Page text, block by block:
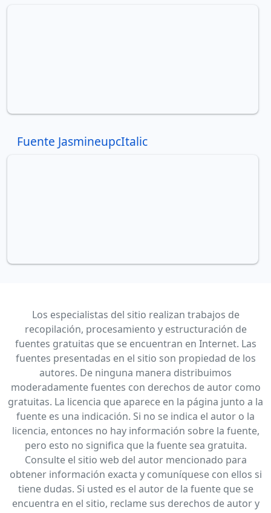
Fuente JasmineupcItalic
Los especialistas del sitio realizan trabajos de
recopilación, procesamiento y estructuración de
fuentes gratuitas que se encuentran en Internet. Las
fuentes presentadas en el sitio son propiedad de los
autores. De ninguna manera distribuimos
moderadamente fuentes con derechos de autor como
gratuitas. La licencia que aparece en la página junto a la
fuente es una indicación. Si no se indica el autor o la
licencia, entonces no hay información sobre la fuente,
pero esto no significa que la fuente sea gratuita.
Consulte el sitio web del autor mencionado para
obtener información exacta y comuníquese con ellos si
tiene dudas. Si usted es el autor de la fuente que se
encuentra en el sitio, reclame sus derechos de autor y